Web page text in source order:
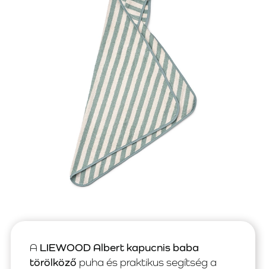
A LIEWOOD Albert kapucnis baba
törölköző puha és praktikus segítség a